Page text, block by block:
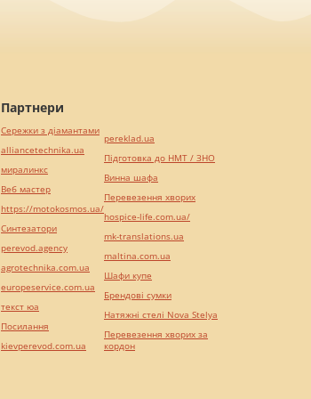
Партнери
Сережки з діамантами
alliancetechnika.ua
миралинкс
Веб мастер
https://motokosmos.ua/
Синтезатори
perevod.agency
agrotechnika.com.ua
europeservice.com.ua
текст юа
Посилання
kievperevod.com.ua
pereklad.ua
Підготовка до НМТ / ЗНО
Винна шафа
Перевезення хворих
hospice-life.com.ua/
mk-translations.ua
maltina.com.ua
Шафи купе
Брендові сумки
Натяжні стелі Nova Stelya
Перевезення хворих за
кордон